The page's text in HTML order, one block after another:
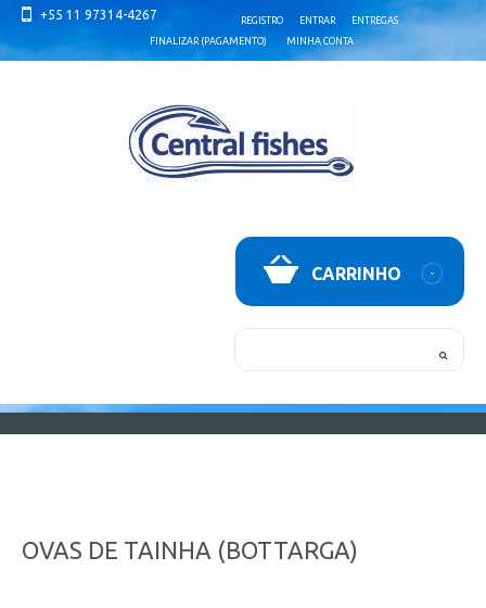
+55 11 97314-4267 REGISTRO ENTRAR
ENTREGAS
FINALIZAR (PAGAMENTO)
MINHA CONTA
CARRINHO
OVAS DE TAINHA (BOTTARGA)